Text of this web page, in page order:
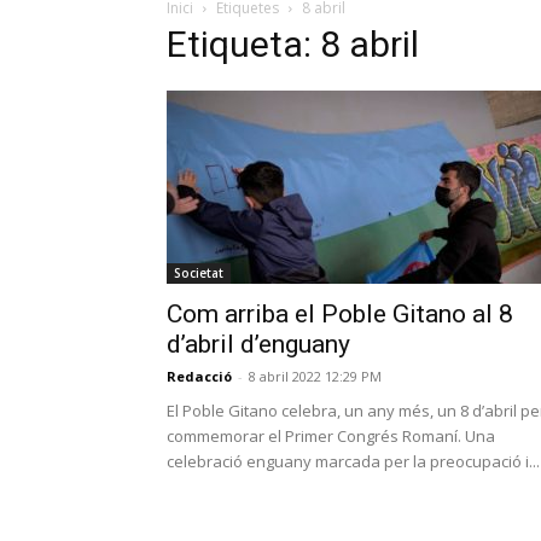
Inici Etiquetes 8 abril
Etiqueta: 8 abril
Societat
Com arriba el Poble Gitano al 8
d’abril d’enguany
Redacció - 8 abril 2022 12:29 PM
El Poble Gitano celebra, un any més, un 8 d’abril
commemorar el Primer Congrés Romaní. Una
celebració enguany marcada per la preocupació i...